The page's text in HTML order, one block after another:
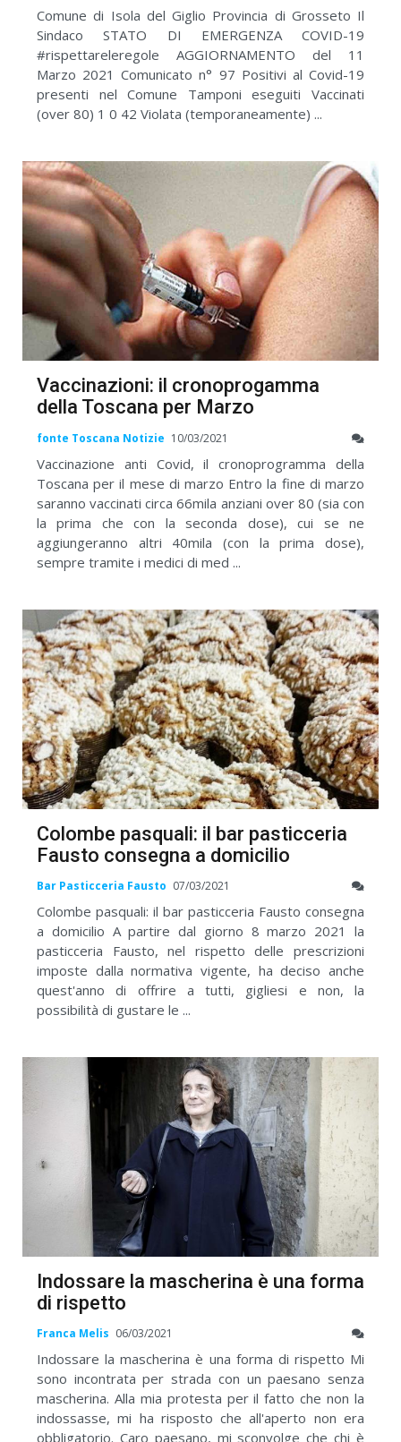
Comune di Isola del Giglio Provincia di Grosseto Il
Sindaco STATO DI EMERGENZA COVID-19
#rispettareleregole AGGIORNAMENTO del 11
Marzo 2021 Comunicato n° 97 Positivi al Covid-19
presenti nel Comune Tamponi eseguiti Vaccinati
(over 80) 1 0 42 Violata (temporaneamente) ...
Vaccinazioni: il cronoprogamma
della Toscana per Marzo
fonte Toscana Notizie 10/03/2021
Vaccinazione anti Covid, il cronoprogramma della
Toscana per il mese di marzo Entro la fine di marzo
saranno vaccinati circa 66mila anziani over 80 (sia con
la prima che con la seconda dose), cui se ne
aggiungeranno altri 40mila (con la prima dose),
sempre tramite i medici di med ...
Colombe pasquali: il bar pasticceria
Fausto consegna a domicilio
Bar Pasticceria Fausto 07/03/2021
Colombe pasquali: il bar pasticceria Fausto consegna
a domicilio A partire dal giorno 8 marzo 2021 la
pasticceria Fausto, nel rispetto delle prescrizioni
imposte dalla normativa vigente, ha deciso anche
quest'anno di offrire a tutti, gigliesi e non, la
possibilità di gustare le ...
Indossare la mascherina è una forma
di rispetto
Franca Melis 06/03/2021
Indossare la mascherina è una forma di rispetto Mi
sono incontrata per strada con un paesano senza
mascherina. Alla mia protesta per il fatto che non la
indossasse, mi ha risposto che all'aperto non era
obbligatorio. Caro paesano, mi sconvolge che chi è